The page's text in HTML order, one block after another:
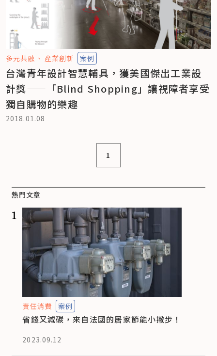
多元共融 產業創新 案例
台灣青年設計智慧輔具，獲美國傑出工業設
計獎——「Blind Shopping」讓視障者享受
獨自購物的樂趣
2018.01.08
1
熱門文章
1
責任消費 案例
省錢又減碳，來自法國的居家節能小撇步！
2023.09.12